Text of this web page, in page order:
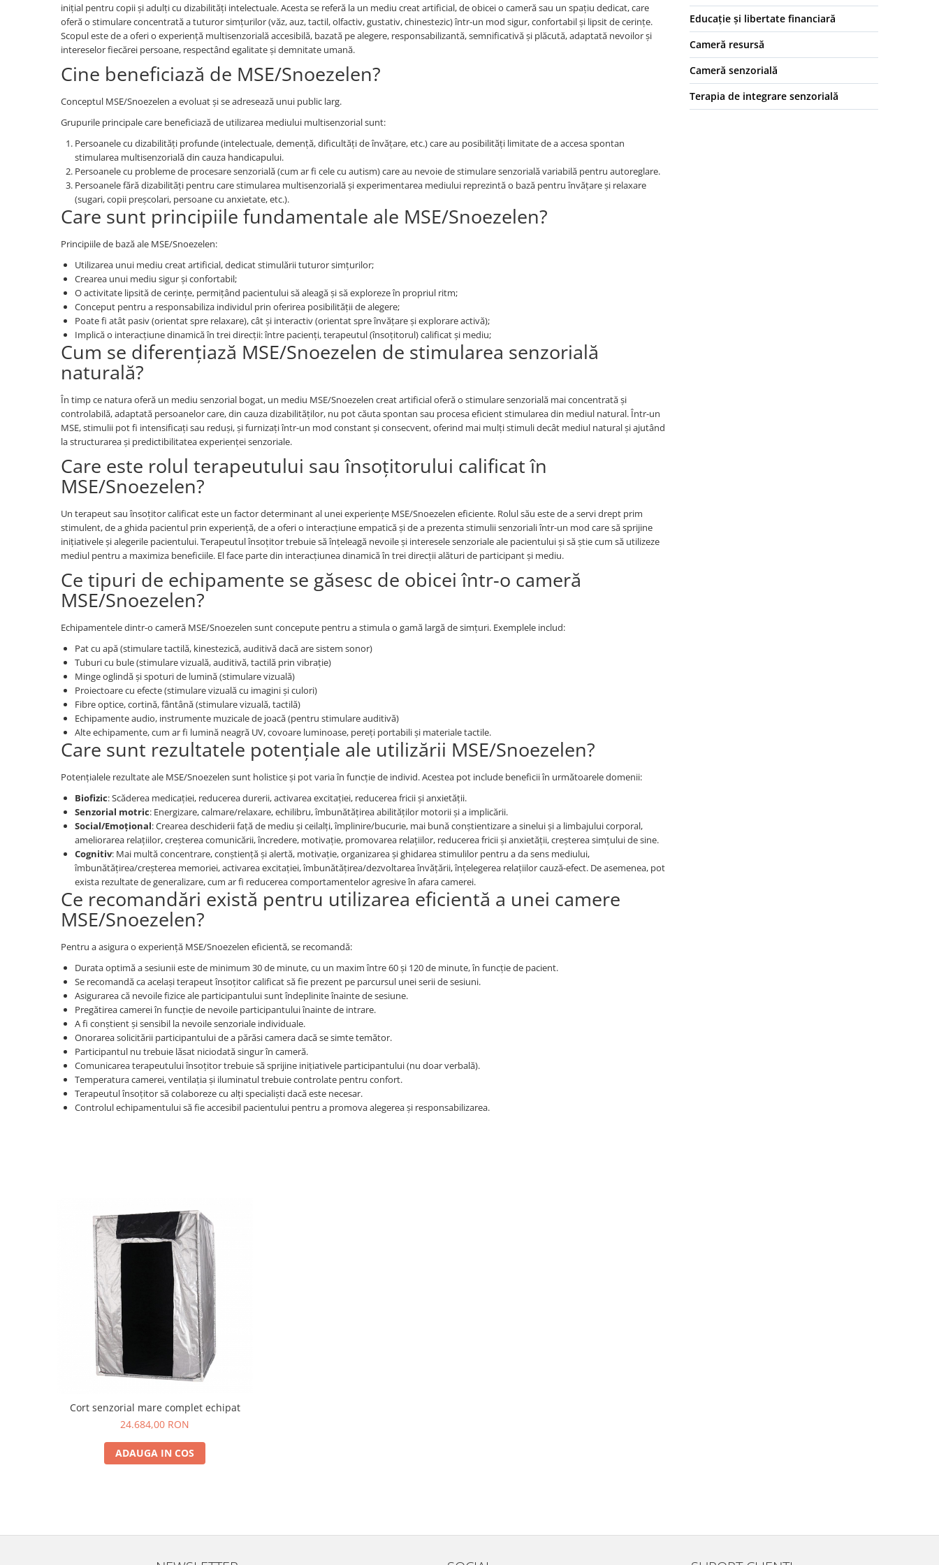
Biciclete si Triciclete
Biciclete VIKING
Biciclete Viking Explorer
Camere Senzoriale
Amenajări camere senzoriale
Echipamente camere senzoriale
Oferte pentru Camere Senzoriale
Creativitate si indemanare
Cuburi și cărămizi
Instrumente muzicale
Jucarii de constructii
Dezvoltare cognitiva
Jocuri matematice
Jucării de sortare
Dezvoltare psihomotrica
Dezvoltare proprioceptiva
Jucarii de echilibru
Mingi terapeutice
Module din burete
Motricitate fina
Motricitate grosiera
Recunoasterea formelor
Diverse jucarii educative
Apa si nisip
Dezvoltarea limbajului
Mobilier gradinita
Montessori
Educatie inovativa
Comunicare
Dezvoltare timpurie
Joc imaginativ
Jucării interactive
Lumini si culori
Pregătire pentru școală
Pregătirea scrierii de mână
Secventialitate
Sortare si numarare
Mărgele de călcat HAMA
Stimulare senzoriala
Stimulare auditiva
Stimulare olfactivă
Terapie de integrare senzorială
inițial pentru copii și adulți cu dizabilități intelectuale. Acesta se referă la un mediu creat artificial, de obicei o cameră sau un spațiu dedicat, care
oferă o stimulare concentrată a tuturor simțurilor (văz, auz, tactil, olfactiv, gustativ, chinestezic) într-un mod sigur, confortabil și lipsit de cerințe.
Scopul este de a oferi o experiență multisenzorială accesibilă, bazată pe alegere, responsabilizantă, semnificativă și plăcută, adaptată nevoilor și
intereselor fiecărei persoane, respectând egalitate și demnitate umană.
Cine beneficiază de MSE/Snoezelen?
Conceptul MSE/Snoezelen a evoluat și se adresează unui public larg.
Grupurile principale care beneficiază de utilizarea mediului multisenzorial sunt:
Persoanele cu dizabilități profunde (intelectuale, demență, dificultăți de învățare, etc.) care au posibilități limitate de a accesa spontan
stimularea multisenzorială din cauza handicapului.
Persoanele cu probleme de procesare senzorială (cum ar fi cele cu autism) care au nevoie de stimulare senzorială variabilă pentru autoreglare.
Persoanele fără dizabilități pentru care stimularea multisenzorială și experimentarea mediului reprezintă o bază pentru învățare și relaxare
(sugari, copii preșcolari, persoane cu anxietate, etc.).
Care sunt principiile fundamentale ale MSE/Snoezelen?
Principiile de bază ale MSE/Snoezelen:
Utilizarea unui mediu creat artificial, dedicat stimulării tuturor simțurilor;
Crearea unui mediu sigur și confortabil;
O activitate lipsită de cerințe, permițând pacientului să aleagă și să exploreze în propriul ritm;
Conceput pentru a responsabiliza individul prin oferirea posibilității de alegere;
Poate fi atât pasiv (orientat spre relaxare), cât și interactiv (orientat spre învățare și explorare activă);
Implică o interacțiune dinamică în trei direcții: între pacienți, terapeutul (însoțitorul) calificat și mediu;
Cum se diferențiază MSE/Snoezelen de stimularea senzorială
naturală?
În timp ce natura oferă un mediu senzorial bogat, un mediu MSE/Snoezelen creat artificial oferă o stimulare senzorială mai concentrată și
controlabilă, adaptată persoanelor care, din cauza dizabilităților, nu pot căuta spontan sau procesa eficient stimularea din mediul natural. Într-un
MSE, stimulii pot fi intensificați sau reduși, și furnizați într-un mod constant și consecvent, oferind mai mulți stimuli decât mediul natural și ajutând
la structurarea și predictibilitatea experienței senzoriale.
Care este rolul terapeutului sau însoțitorului calificat în
MSE/Snoezelen?
Un terapeut sau însoțitor calificat este un factor determinant al unei experiențe MSE/Snoezelen eficiente. Rolul său este de a servi drept prim
stimulent, de a ghida pacientul prin experiență, de a oferi o interacțiune empatică și de a prezenta stimulii senzoriali într-un mod care să sprijine
inițiativele și alegerile pacientului. Terapeutul însoțitor trebuie să înțeleagă nevoile și interesele senzoriale ale pacientului și să știe cum să utilizeze
mediul pentru a maximiza beneficiile. El face parte din interacțiunea dinamică în trei direcții alături de participant și mediu.
Ce tipuri de echipamente se găsesc de obicei într-o cameră
MSE/Snoezelen?
Echipamentele dintr-o cameră MSE/Snoezelen sunt concepute pentru a stimula o gamă largă de simțuri. Exemplele includ:
Pat cu apă (stimulare tactilă, kinestezică, auditivă dacă are sistem sonor)
Tuburi cu bule (stimulare vizuală, auditivă, tactilă prin vibrație)
Minge oglindă și spoturi de lumină (stimulare vizuală)
Proiectoare cu efecte (stimulare vizuală cu imagini și culori)
Fibre optice, cortină, fântână (stimulare vizuală, tactilă)
Echipamente audio, instrumente muzicale de joacă (pentru stimulare auditivă)
Alte echipamente, cum ar fi lumină neagră UV, covoare luminoase, pereți portabili și materiale tactile.
Care sunt rezultatele potențiale ale utilizării MSE/Snoezelen?
Potențialele rezultate ale MSE/Snoezelen sunt holistice și pot varia în funcție de individ. Acestea pot include beneficii în următoarele domenii:
Biofizic: Scăderea medicației, reducerea durerii, activarea excitației, reducerea fricii și anxietății.
Senzorial motric: Energizare, calmare/relaxare, echilibru, îmbunătățirea abilităților motorii și a implicării.
Social/Emoțional: Crearea deschiderii față de mediu și ceilalți, împlinire/bucurie, mai bună conștientizare a sinelui și a limbajului corporal,
ameliorarea relațiilor, creșterea comunicării, încredere, motivație, promovarea relațiilor, reducerea fricii și anxietății, creșterea simțului de sine.
Cognitiv: Mai multă concentrare, conștiență și alertă, motivație, organizarea și ghidarea stimulilor pentru a da sens mediului,
îmbunătățirea/creșterea memoriei, activarea excitației, îmbunătățirea/dezvoltarea învățării, înțelegerea relațiilor cauză-efect. De asemenea, pot
exista rezultate de generalizare, cum ar fi reducerea comportamentelor agresive în afara camerei.
Ce recomandări există pentru utilizarea eficientă a unei camere
MSE/Snoezelen?
Pentru a asigura o experiență MSE/Snoezelen eficientă, se recomandă:
Durata optimă a sesiunii este de minimum 30 de minute, cu un maxim între 60 și 120 de minute, în funcție de pacient.
Se recomandă ca același terapeut însoțitor calificat să fie prezent pe parcursul unei serii de sesiuni.
Asigurarea că nevoile fizice ale participantului sunt îndeplinite înainte de sesiune.
Pregătirea camerei în funcție de nevoile participantului înainte de intrare.
A fi conștient și sensibil la nevoile senzoriale individuale.
Onorarea solicitării participantului de a părăsi camera dacă se simte temător.
Participantul nu trebuie lăsat niciodată singur în cameră.
Comunicarea terapeutului însoțitor trebuie să sprijine inițiativele participantului (nu doar verbală).
Temperatura camerei, ventilația și iluminatul trebuie controlate pentru confort.
Terapeutul însoțitor să colaboreze cu alți specialiști dacă este necesar.
Controlul echipamentului să fie accesibil pacientului pentru a promova alegerea și responsabilizarea.
Educație și libertate financiară
Cameră resursă
Cameră senzorială
Terapia de integrare senzorială
Cort senzorial mare complet echipat
24.684,00 RON
ADAUGA IN COS